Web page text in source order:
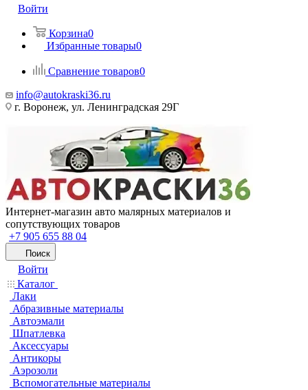
Войти
Корзина0
Избранные товары0
Сравнение товаров0
info@autokraski36.ru
г. Воронеж, ул. Ленинградская 29Г
Интернет-магазин авто малярных материалов и
сопутствующих товаров
+7 905 655 88 04
Поиск
Войти
Каталог
Лаки
Абразивные материалы
Автоэмали
Шпатлевка
Аксессуары
Антикоры
Аэрозоли
Вспомогательные материалы